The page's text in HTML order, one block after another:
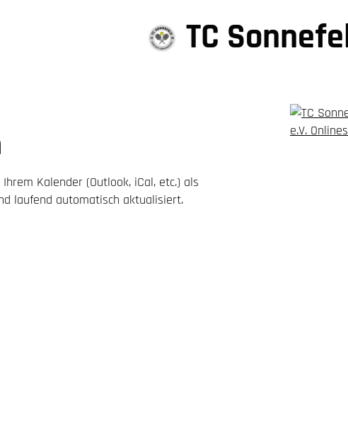
TC
Kalender (Outlook, iCal, etc.) als
laufend automatisch aktualisiert.